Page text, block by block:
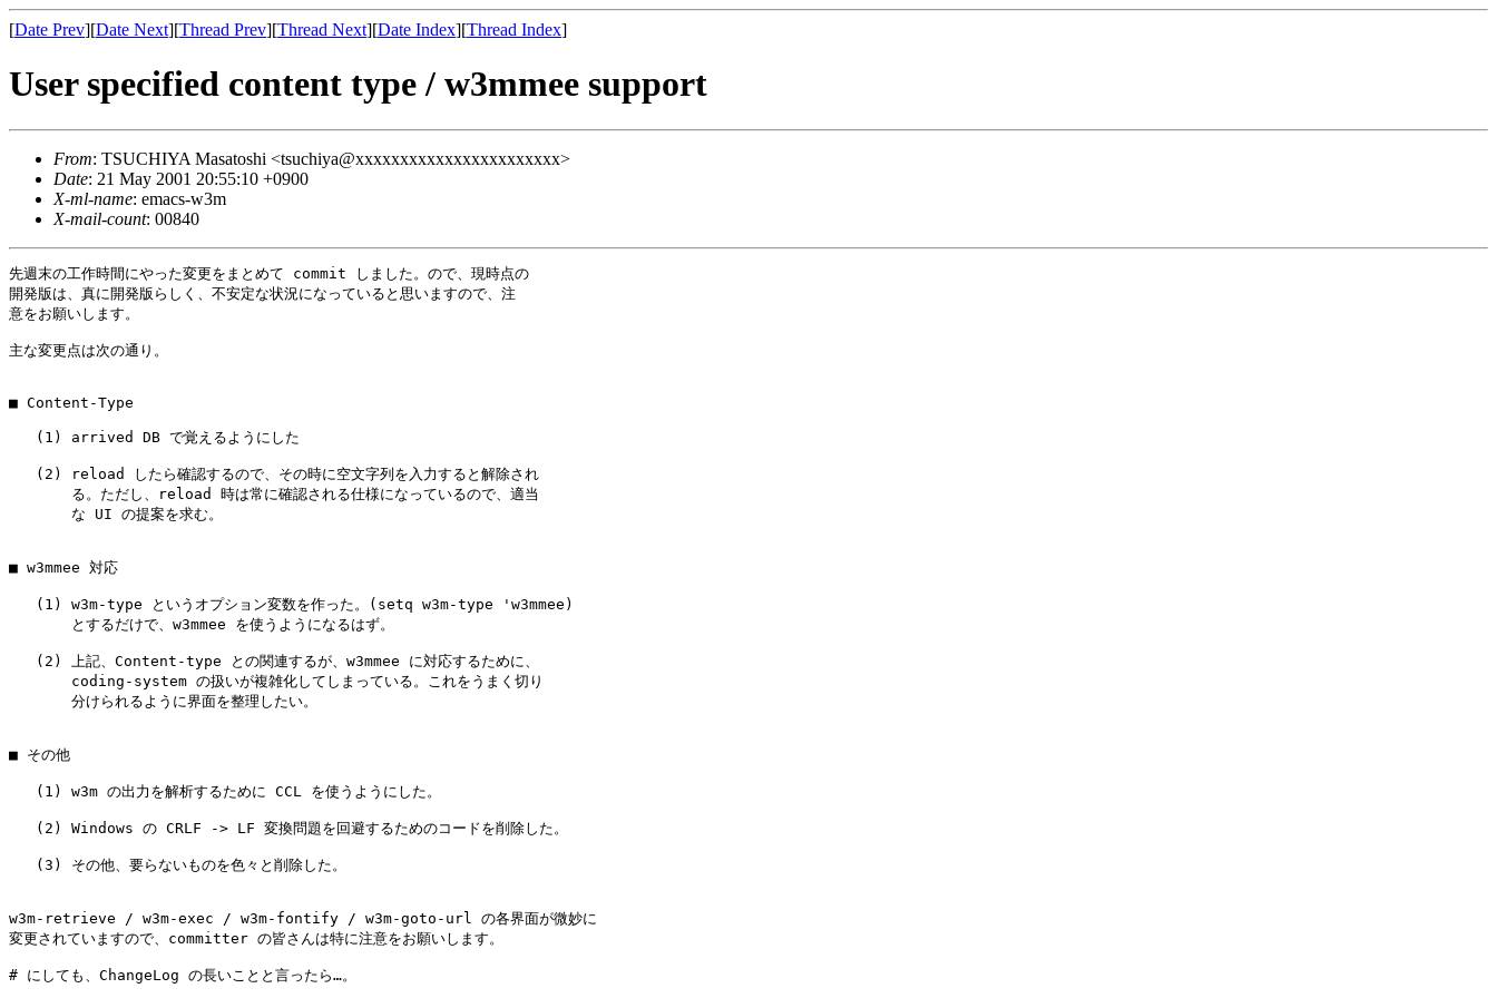
[Date Prev][Date Next][Thread Prev][Thread Next][Date Index][Thread Index]
User specified content type / w3mmee support
From: TSUCHIYA Masatoshi <tsuchiya@xxxxxxxxxxxxxxxxxxxxxxx>
Date: 21 May 2001 20:55:10 +0900
X-ml-name: emacs-w3m
X-mail-count: 00840
先週末の工作時間にやった変更をまとめて commit しました。ので、現時点の
開発版は、真に開発版らしく、不安定な状況になっていると思いますので、注
意をお願いします。
主な変更点は次の通り。
■ Content-Type
   (1) arrived DB で覚えるようにした
   (2) reload したら確認するので、その時に空文字列を入力すると解除され
       る。ただし、reload 時は常に確認される仕様になっているので、適当
       な UI の提案を求む。
■ w3mmee 対応
   (1) w3m-type というオプション変数を作った。(setq w3m-type 'w3mmee)
       とするだけで、w3mmee を使うようになるはず。
   (2) 上記、Content-type との関連するが、w3mmee に対応するために、
       coding-system の扱いが複雑化してしまっている。これをうまく切り
       分けられるように界面を整理したい。
■ その他
   (1) w3m の出力を解析するために CCL を使うようにした。
   (2) Windows の CRLF -> LF 変換問題を回避するためのコードを削除した。
   (3) その他、要らないものを色々と削除した。
w3m-retrieve / w3m-exec / w3m-fontify / w3m-goto-url の各界面が微妙に
変更されていますので、committer の皆さんは特に注意をお願いします。
# にしても、ChangeLog の長いことと言ったら…。